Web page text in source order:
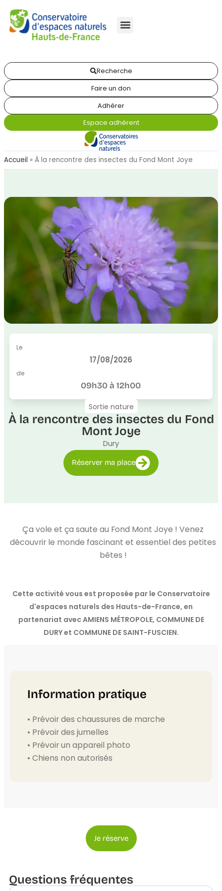
Recherche
Faire un don
Adhérer
Espace adhérent
Accueil » À la rencontre des insectes du Fond Mont Joye
Le
17/08/2026
de
09h30 à 12h00
Sortie nature
À la rencontre des insectes du Fond
Mont Joye
Dury
Réserver ma place
Ça vole et ça saute au Fond Mont Joye ! Venez
découvrir le monde fascinant et essentiel des petites
bêtes !
Cette activité vous est proposée par le Conservatoire
d'espaces naturels des Hauts-de-France, en
partenariat avec AMIENS MÉTROPOLE, COMMUNE DE
DURY et COMMUNE DE SAINT-FUSCIEN.
Information pratique
• Prévoir des chaussures de marche
• Prévoir des jumelles
• Prévoir un appareil photo
• Chiens non autorisés
Je réserve
Questions fréquentes